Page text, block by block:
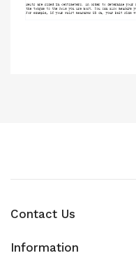
Contact Us
Information